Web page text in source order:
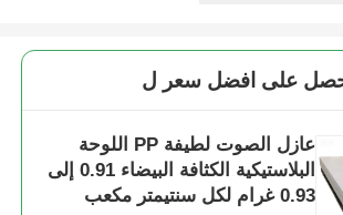
على افضل سعر ل
عازل الصوت لطيفة PP اللوحة
البلاستيكية الكثافة البيضاء 0.91 إلى
0.93 غرام لكل سنتيمتر مكعب